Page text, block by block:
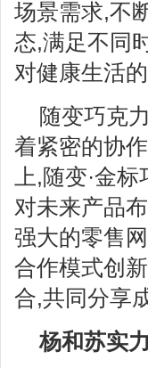
场景需求,不
态,满足不同
对健康生活
随变巧克
着紧密的协
上,随变·金
对未来产品
强大的零售
合作模式创
合,共同分享
杨和苏实